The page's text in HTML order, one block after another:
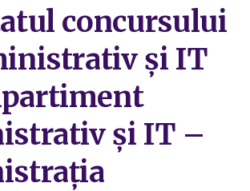
concursului
și IT
și IT –